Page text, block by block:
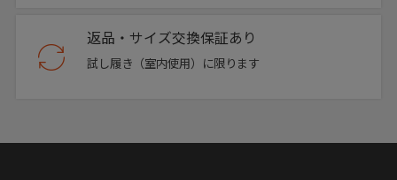
返品・サイズ交換保証あり
試し履き（室内使用）に限ります